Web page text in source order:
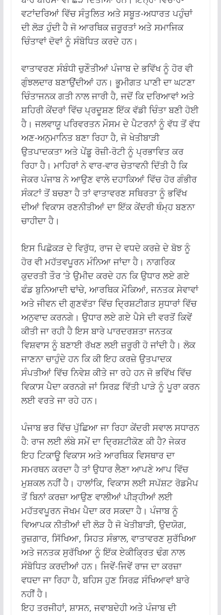
ਵਟਾਂਦਰਿਆਂ ਵਿੱਚ ਸੰਤੁਲਿਤ ਅਤੇ ਸਬੂਤ-ਅਧਾਰਤ ਪਹੁੰਚਾਂ
ਦੀ ਲੋੜ ਹੁੰਦੀ ਹੈ ਜੋ ਆਰਥਿਕ ਜ਼ਰੂਰਤਾਂ ਅਤੇ ਸਮਾਜਿਕ
ਚਿੰਤਾਵਾਂ ਦੋਵਾਂ ਨੂੰ ਸੰਬੋਧਿਤ ਕਰਦੇ ਹਨ।
ਵਾਤਾਵਰਣ ਸੰਬੰਧੀ ਚੁਣੌਤੀਆਂ ਪੰਜਾਬ ਦੇ ਭਵਿੱਖ ਨੂੰ ਹੋਰ ਵੀ
ਗੁੰਝਲਦਾਰ ਬਣਾਉਂਦੀਆਂ ਹਨ। ਭੂਮੀਗਤ ਪਾਣੀ ਦਾ ਘਟਣਾ
ਚਿੰਤਾਜਨਕ ਗਤੀ ਨਾਲ ਜਾਰੀ ਹੈ, ਜਦੋਂ ਕਿ ਦਰਿਆਵਾਂ ਅਤੇ
ਸ਼ਹਿਰੀ ਕੇਂਦਰਾਂ ਵਿੱਚ ਪ੍ਰਦੂਸ਼ਣ ਇੱਕ ਵੱਡੀ ਚਿੰਤਾ ਬਣੀ ਹੋਈ
ਹੈ। ਜਲਵਾਯੂ ਪਰਿਵਰਤਨ ਮੌਸਮ ਦੇ ਪੈਟਰਨਾਂ ਨੂੰ ਵੱਧ ਤੋਂ ਵੱਧ
ਅਣ-ਅਨੁਮਾਨਿਤ ਬਣਾ ਰਿਹਾ ਹੈ, ਜੋ ਖੇਤੀਬਾੜੀ
ਉਤਪਾਦਕਤਾ ਅਤੇ ਪੇਂਡੂ ਰੋਜ਼ੀ-ਰੋਟੀ ਨੂੰ ਪ੍ਰਭਾਵਿਤ ਕਰ
ਰਿਹਾ ਹੈ। ਮਾਹਿਰਾਂ ਨੇ ਵਾਰ-ਵਾਰ ਚੇਤਾਵਨੀ ਦਿੱਤੀ ਹੈ ਕਿ
ਜੇਕਰ ਪੰਜਾਬ ਨੇ ਆਉਣ ਵਾਲੇ ਦਹਾਕਿਆਂ ਵਿੱਚ ਹੋਰ ਗੰਭੀਰ
ਸੰਕਟਾਂ ਤੋਂ ਬਚਣਾ ਹੈ ਤਾਂ ਵਾਤਾਵਰਣ ਸਥਿਰਤਾ ਨੂੰ ਭਵਿੱਖ
ਦੀਆਂ ਵਿਕਾਸ ਰਣਨੀਤੀਆਂ ਦਾ ਇੱਕ ਕੇਂਦਰੀ ਥੰਮ੍ਹ ਬਣਨਾ
ਚਾਹੀਦਾ ਹੈ।
ਇਸ ਪਿਛੋਕੜ ਦੇ ਵਿਰੁੱਧ, ਰਾਜ ਦੇ ਵਧਦੇ ਕਰਜ਼ੇ ਦੇ ਬੋਝ ਨੂੰ
ਹੋਰ ਵੀ ਮਹੱਤਵਪੂਰਨ ਮੰਨਿਆ ਜਾਂਦਾ ਹੈ। ਨਾਗਰਿਕ
ਕੁਦਰਤੀ ਤੌਰ ‘ਤੇ ਉਮੀਦ ਕਰਦੇ ਹਨ ਕਿ ਉਧਾਰ ਲਏ ਗਏ
ਫੰਡ ਬੁਨਿਆਦੀ ਢਾਂਚੇ, ਆਰਥਿਕ ਮੌਕਿਆਂ, ਜਨਤਕ ਸੇਵਾਵਾਂ
ਅਤੇ ਜੀਵਨ ਦੀ ਗੁਣਵੱਤਾ ਵਿੱਚ ਦ੍ਰਿਸ਼ਟੀਗਤ ਸੁਧਾਰਾਂ ਵਿੱਚ
ਅਨੁਵਾਦ ਕਰਨਗੇ। ਉਧਾਰ ਲਏ ਗਏ ਪੈਸੇ ਦੀ ਵਰਤੋਂ ਕਿਵੇਂ
ਕੀਤੀ ਜਾ ਰਹੀ ਹੈ ਇਸ ਬਾਰੇ ਪਾਰਦਰਸ਼ਤਾ ਜਨਤਕ
ਵਿਸ਼ਵਾਸ ਨੂੰ ਬਣਾਈ ਰੱਖਣ ਲਈ ਜ਼ਰੂਰੀ ਹੋ ਜਾਂਦੀ ਹੈ। ਲੋਕ
ਜਾਣਨਾ ਚਾਹੁੰਦੇ ਹਨ ਕਿ ਕੀ ਇਹ ਕਰਜ਼ੇ ਉਤਪਾਦਕ
ਸੰਪਤੀਆਂ ਵਿੱਚ ਨਿਵੇਸ਼ ਕੀਤੇ ਜਾ ਰਹੇ ਹਨ ਜੋ ਭਵਿੱਖ ਵਿੱਚ
ਵਿਕਾਸ ਪੈਦਾ ਕਰਨਗੇ ਜਾਂ ਸਿਰਫ਼ ਵਿੱਤੀ ਪਾੜੇ ਨੂੰ ਪੂਰਾ ਕਰਨ
ਲਈ ਵਰਤੇ ਜਾ ਰਹੇ ਹਨ।
ਪੰਜਾਬ ਭਰ ਵਿੱਚ ਪੁੱਛਿਆ ਜਾ ਰਿਹਾ ਕੇਂਦਰੀ ਸਵਾਲ ਸਧਾਰਨ
ਹੈ: ਰਾਜ ਲਈ ਲੰਬੇ ਸਮੇਂ ਦਾ ਦ੍ਰਿਸ਼ਟੀਕੋਣ ਕੀ ਹੈ? ਜੇਕਰ
ਇਹ ਟਿਕਾਊ ਵਿਕਾਸ ਅਤੇ ਆਰਥਿਕ ਵਿਸਥਾਰ ਦਾ
ਸਮਰਥਨ ਕਰਦਾ ਹੈ ਤਾਂ ਉਧਾਰ ਲੈਣਾ ਆਪਣੇ ਆਪ ਵਿੱਚ
ਮੁਸ਼ਕਲ ਨਹੀਂ ਹੈ। ਹਾਲਾਂਕਿ, ਵਿਕਾਸ ਲਈ ਸਪੱਸ਼ਟ ਰੋਡਮੈਪ
ਤੋਂ ਬਿਨਾਂ ਕਰਜ਼ਾ ਆਉਣ ਵਾਲੀਆਂ ਪੀੜ੍ਹੀਆਂ ਲਈ
ਮਹੱਤਵਪੂਰਨ ਜੋਖਮ ਪੈਦਾ ਕਰ ਸਕਦਾ ਹੈ। ਪੰਜਾਬ ਨੂੰ
ਵਿਆਪਕ ਨੀਤੀਆਂ ਦੀ ਲੋੜ ਹੈ ਜੋ ਖੇਤੀਬਾੜੀ, ਉਦਯੋਗ,
ਰੁਜ਼ਗਾਰ, ਸਿੱਖਿਆ, ਸਿਹਤ ਸੰਭਾਲ, ਵਾਤਾਵਰਣ ਸੁਰੱਖਿਆ
ਅਤੇ ਜਨਤਕ ਸੁਰੱਖਿਆ ਨੂੰ ਇੱਕ ਏਕੀਕ੍ਰਿਤ ਢੰਗ ਨਾਲ
ਸੰਬੋਧਿਤ ਕਰਦੀਆਂ ਹਨ। ਜਿਵੇਂ-ਜਿਵੇਂ ਰਾਜ ਦਾ ਕਰਜ਼ਾ
ਵਧਦਾ ਜਾ ਰਿਹਾ ਹੈ, ਬਹਿਸ ਹੁਣ ਸਿਰਫ਼ ਸੰਖਿਆਵਾਂ ਬਾਰੇ
ਨਹੀਂ ਹੈ।
ਇਹ ਤਰਜੀਹਾਂ, ਸ਼ਾਸਨ, ਜਵਾਬਦੇਹੀ ਅਤੇ ਪੰਜਾਬ ਦੀ